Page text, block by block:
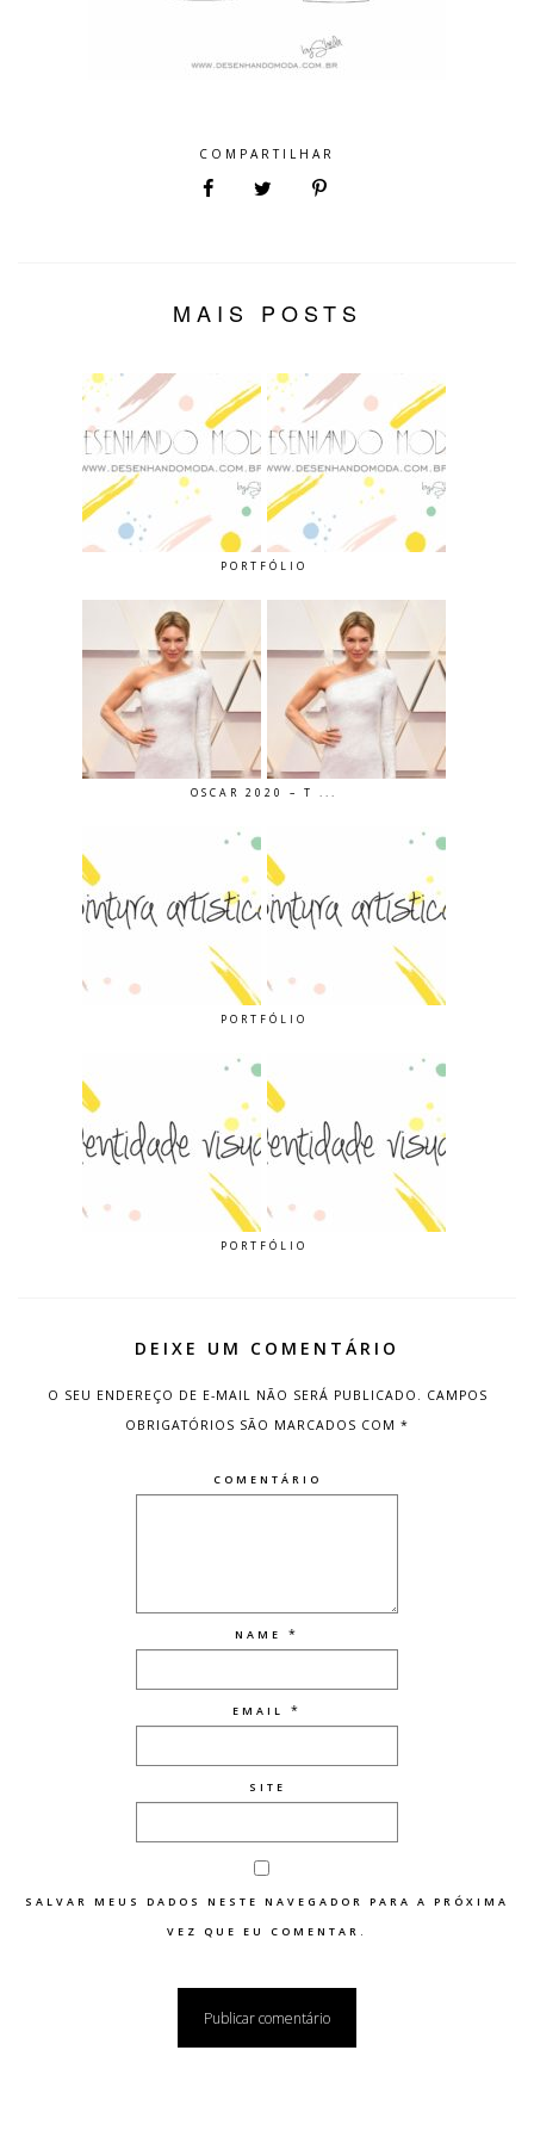
COMPARTILHAR
MAIS POSTS
PORTFÓLIO
OSCAR 2020 – T ...
PORTFÓLIO
PORTFÓLIO
DEIXE UM COMENTÁRIO
O SEU ENDEREÇO DE E-MAIL NÃO SERÁ PUBLICADO. CAMPOS
OBRIGATÓRIOS SÃO MARCADOS COM *
COMENTÁRIO
NAME *
EMAIL *
SITE
SALVAR MEUS DADOS NESTE NAVEGADOR PARA A PRÓXIMA
VEZ QUE EU COMENTAR.